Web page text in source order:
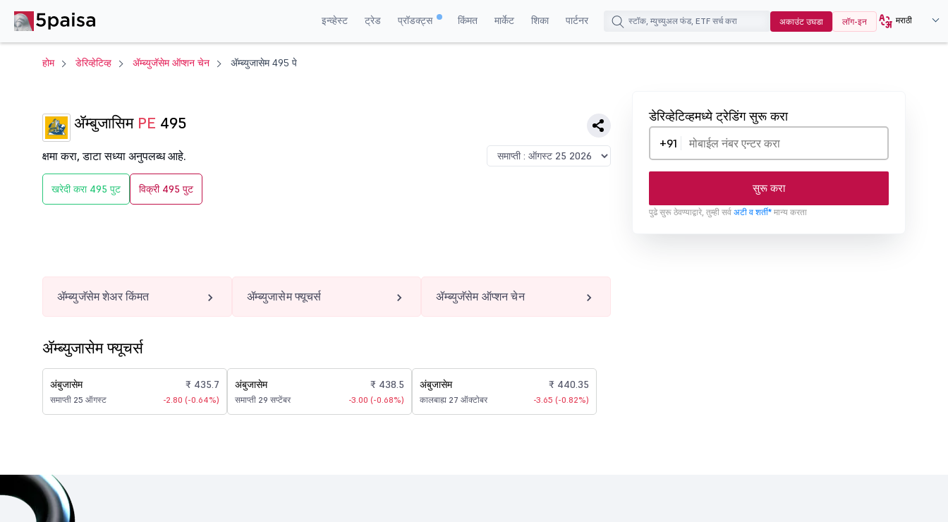
इन्व्हेस्ट ट्रेड प्रॉडक्ट्स किंमत मार्केट शिका पार्टनर अकाउंट उघडा लॉग-इन मराठी
होम डेरिव्हेटिव्ह ॲम्ब्युजॅसेम ऑप्शन चेन ॲम्ब्युजासेम 495 पे
ॲम्बुजासिम PE 495
क्षमा करा, डाटा सध्या अनुपलब्ध आहे.
खरेदी करा 495 पुट विक्री 495 पुट
डेरिव्हेटिव्हमध्ये ट्रेडिंग सुरू करा
+91
सुरू करा
पुढे सुरू ठेवण्याद्वारे, तुम्ही सर्व अटी व शर्ती* मान्य करता
ॲम्ब्युजॅसेम शेअर किंमत ॲम्ब्युजासेम फ्यूचर्स ॲम्ब्युजॅसेम ऑप्शन चेन
ॲम्ब्युजासेम फ्यूचर्स
अंबुजासेम
समाप्ती 25 ऑगस्ट
₹ 435.7
-2.80 (-0.64%)
अंबुजासेम
समाप्ती 29 सप्टेंबर
₹ 438.5
-3.00 (-0.68%)
अंबुजासेम
कालबाह्य 27 ऑक्टोबर
₹ 440.35
-3.65 (-0.82%)